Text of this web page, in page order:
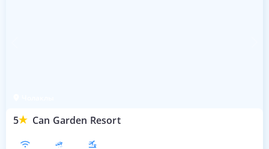
5 Can Garden Resort